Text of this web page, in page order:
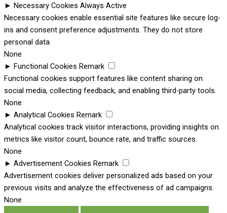
► Necessary Cookies Always Active
Necessary cookies enable essential site features like secure log-
ins and consent preference adjustments. They do not store
personal data.
None
► Functional Cookies Remark
Functional cookies support features like content sharing on
social media, collecting feedback, and enabling third-party tools.
None
► Analytical Cookies Remark
Analytical cookies track visitor interactions, providing insights on
metrics like visitor count, bounce rate, and traffic sources.
None
► Advertisement Cookies Remark
Advertisement cookies deliver personalized ads based on your
previous visits and analyze the effectiveness of ad campaigns.
None